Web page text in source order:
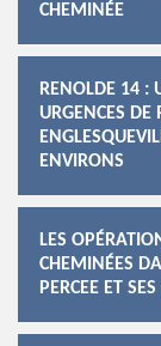
CHEMINÉE
RENOLDE 14 :
URGENCES
ENVIRONS
LES
CHEMINÉES
PERCEE ET